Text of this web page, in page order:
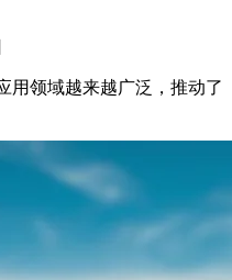
用领域越来越广泛，推动了